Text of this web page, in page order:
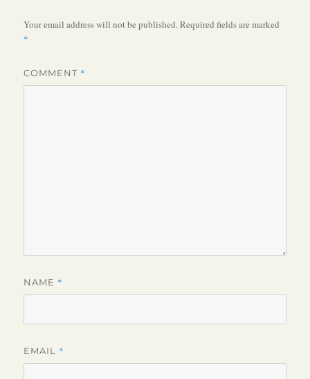
Your email address will not be published.Required fields are marked
*
COMMENT *
NAME *
EMAIL *